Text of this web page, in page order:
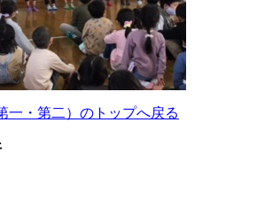
一・第二）のトップへ戻る